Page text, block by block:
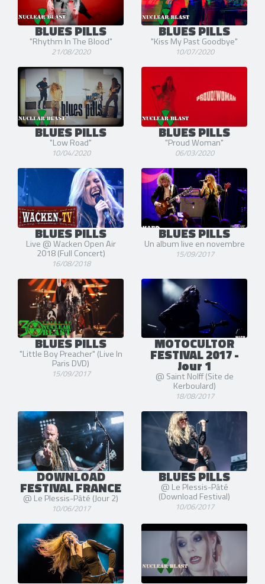
BLUES PILLS
"Rhythm In The Blood"
21/08/2020
BLUES PILLS
"Kiss My Past Goodbye"
10/07/2020
BLUES PILLS
"Low Road"
10/04/2020
BLUES PILLS
"Proud Woman"
06/03/2020
BLUES PILLS
Live @ Wacken Open Air
2018 (Full Concert)
16/08/2018
BLUES PILLS
Un album live en novembre
15/09/2017
BLUES PILLS
"Little Boy Preacher" (Live In
Paris DVD)
15/09/2017
MOTOCULTOR
FESTIVAL 2017 -
Jour 1
@ Saint Nolff (Site de
Kerboulard)
18/08/2017
DOWNLOAD
FESTIVAL FRANCE
@ Le Plessis-Pâté (Jour 2)
10/06/2017
BLUES PILLS
@ Le Plessis-Pâté
(Download Festival)
10/06/2017